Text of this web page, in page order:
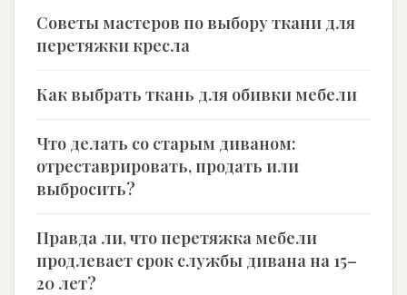
Советы мастеров по выбору ткани для
перетяжки кресла
Как выбрать ткань для обивки мебели
Что делать со старым диваном:
отреставрировать, продать или
выбросить?
Правда ли, что перетяжка мебели
продлевает срок службы дивана на 15–
20 лет?